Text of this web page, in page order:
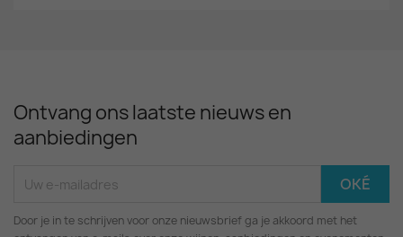
Ontvang ons laatste nieuws en
aanbiedingen
Door je in te schrijven voor onze nieuwsbrief ga je akkoord met het